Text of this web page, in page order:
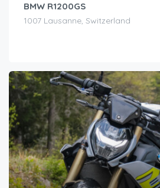
BMW R1200GS
1007 Lausanne, Switzerland